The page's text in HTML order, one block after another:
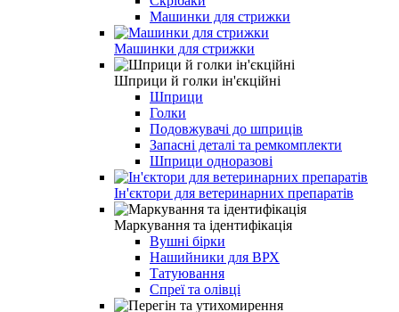
Машинки для стрижки
Машинки для стрижки
Шприци й голки ін'єкційні
Шприци
Голки
Подовжувачі до шприців
Запасні деталі та ремкомплекти
Шприци одноразові
Ін'єктори для ветеринарних препаратів
Маркування та ідентифікація
Вушні бірки
Нашийники для ВРХ
Татуювання
Спреї та олівці